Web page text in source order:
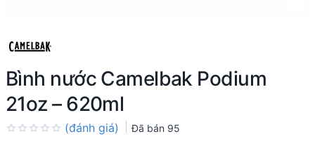
Bình nước Camelbak Podium
21oz – 620ml
(đánh giá) Đã bán 95